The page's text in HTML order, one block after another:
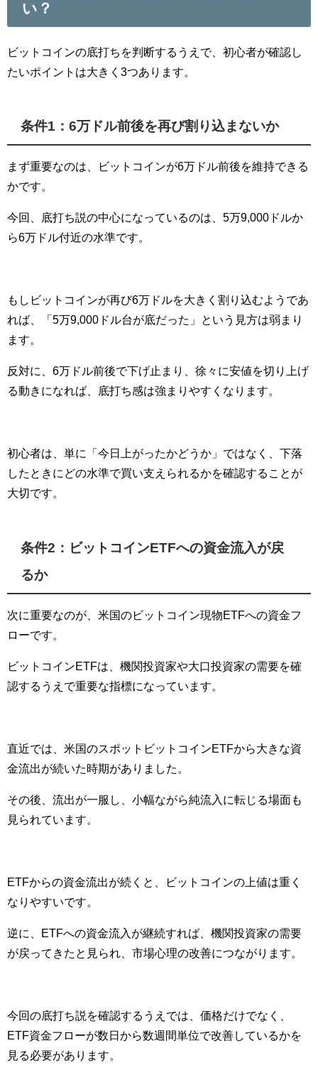
い？
ビットコインの底打ちを判断するうえで、初心者が確認し
たいポイントは大きく3つあります。
条件1：6万ドル前後を再び割り込まないか
まず重要なのは、ビットコインが6万ドル前後を維持できる
かです。
今回、底打ち説の中心になっているのは、5万9,000ドルか
ら6万ドル付近の水準です。
もしビットコインが再び6万ドルを大きく割り込むようであ
れば、「5万9,000ドル台が底だった」という見方は弱まり
ます。
反対に、6万ドル前後で下げ止まり、徐々に安値を切り上げ
る動きになれば、底打ち感は強まりやすくなります。
初心者は、単に「今日上がったかどうか」ではなく、下落
したときにどの水準で買い支えられるかを確認することが
大切です。
条件2：ビットコインETFへの資金流入が戻
るか
次に重要なのが、米国のビットコイン現物ETFへの資金フ
ローです。
ビットコインETFは、機関投資家や大口投資家の需要を確
認するうえで重要な指標になっています。
直近では、米国のスポットビットコインETFから大きな資
金流出が続いた時期がありました。
その後、流出が一服し、小幅ながら純流入に転じる場面も
見られています。
ETFからの資金流出が続くと、ビットコインの上値は重く
なりやすいです。
逆に、ETFへの資金流入が継続すれば、機関投資家の需要
が戻ってきたと見られ、市場心理の改善につながります。
今回の底打ち説を確認するうえでは、価格だけでなく、
ETF資金フローが数日から数週間単位で改善しているかを
見る必要があります。